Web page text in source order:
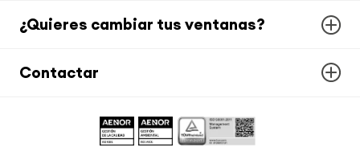
¿Quieres cambiar tus ventanas?
Contactar